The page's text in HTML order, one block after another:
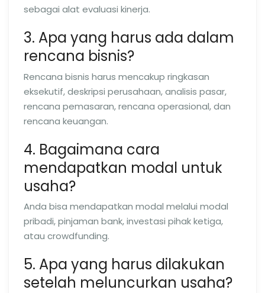
sebagai alat evaluasi kinerja.
3. Apa yang harus ada dalam
rencana bisnis?
Rencana bisnis harus mencakup ringkasan
eksekutif, deskripsi perusahaan, analisis pasar,
rencana pemasaran, rencana operasional, dan
rencana keuangan.
4. Bagaimana cara
mendapatkan modal untuk
usaha?
Anda bisa mendapatkan modal melalui modal
pribadi, pinjaman bank, investasi pihak ketiga,
atau crowdfunding.
5. Apa yang harus dilakukan
setelah meluncurkan usaha?